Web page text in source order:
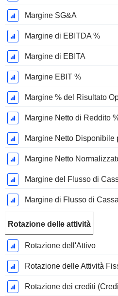
Margine SG&A
Margine di EBITDA %
Margine di EBITA
Margine EBIT %
Margine % del Risultato
Margine Netto di Reddito
Margine Netto
Margine del Flusso di
Rotazione delle attività
Rotazione dell'Attivo
Rotazione dei crediti